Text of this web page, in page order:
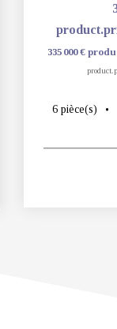
335 000 €
6 pièce(s)